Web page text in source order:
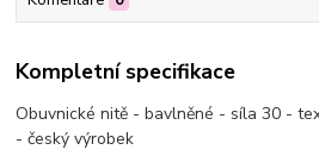
Kompletní specifikace
Obuvnické nitě - bavlněné - síla 30 -
- český výrobek